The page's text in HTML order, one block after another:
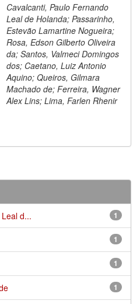
Cavalcanti, Paulo Fernando
Leal de Holanda; Passarinho,
Estevão Lamartine Nogueira;
Rosa, Edson Gilberto Oliveira
da; Santos, Valmeci Domingos
dos; Caetano, Luiz Antonio
Aquino; Queiros, Gilmara
Machado de; Ferreira, Wagner
Alex Lins; Lima, Farlen Rhenir
1
d...
1
1
1